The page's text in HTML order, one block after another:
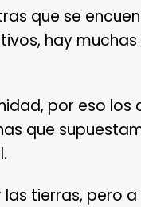
que se
hay muchas
por eso
que
tierras, pero a